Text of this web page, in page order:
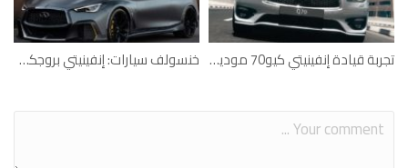
خنسولف سيارات: إنفينيتي بروجكت بلاك أس تجربة قيادة إنفينيتي كيو70 موديل 2016